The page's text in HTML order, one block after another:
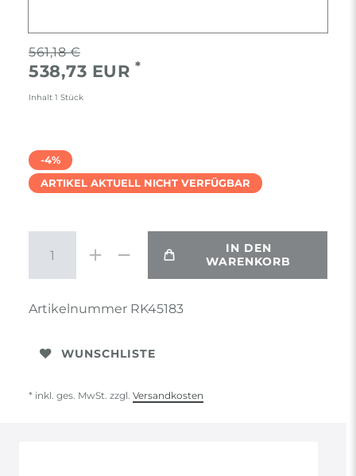
561,18 €
538,73 EUR *
Inhalt 1 Stück
-4%
ARTIKEL AKTUELL NICHT VERFÜGBAR
IN DEN
WARENKORB
Artikelnummer RK45183
WUNSCHLISTE
* inkl. ges. MwSt. zzgl. Versandkosten